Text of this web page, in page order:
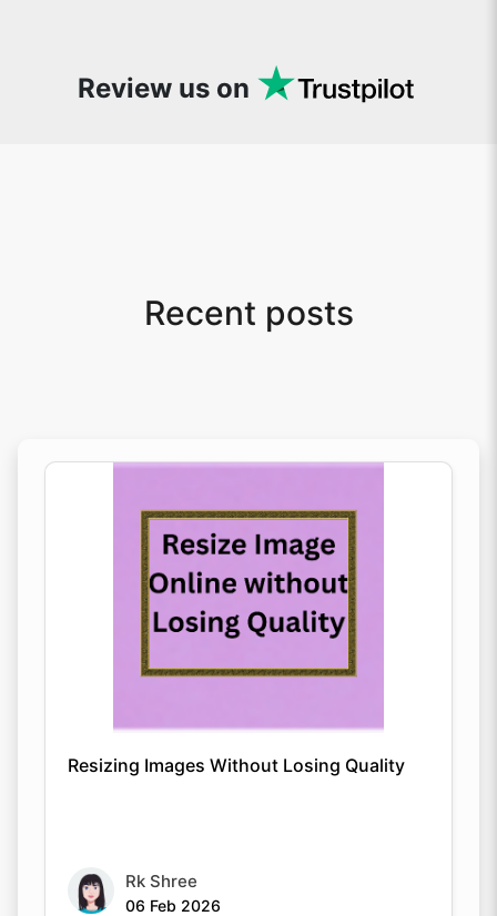
snappy tools every now and then!
Review us on
Recent posts
Resizing Images Without Losing Quality
Rk Shree
06 Feb 2026